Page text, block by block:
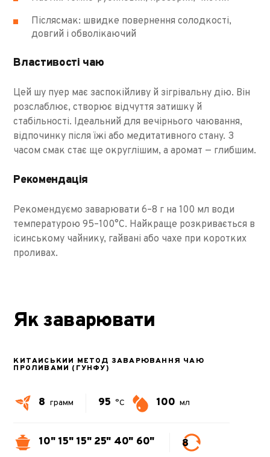
Післясмак: швидке повернення солодкості,
довгий і обволікаючий
Властивості чаю
Цей шу пуер має заспокійливу й зігрівальну дію. Він
розслаблює, створює відчуття затишку й
стабільності. Ідеальний для вечірнього чаювання,
відпочинку після їжі або медитативного стану. З
часом смак стає ще округлішим, а аромат — глибшим.
Рекомендація
Рекомендуємо заварювати 6–8 г на 100 мл води
температурою 95–100°C. Найкраще розкривається в
ісинському чайнику, гайвані або чахе при коротких
проливах.
Як заварювати
КИТАЙСЬКИЙ МЕТОД ЗАВАРЮВАННЯ ЧАЮ
ПРОЛИВАМИ (ГУНФУ)
8 грамм 95 °C 100 мл
10" 15" 15" 25" 40" 60" 8